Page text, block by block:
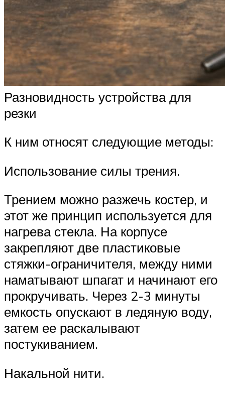
Разновидность устройства для
резки
К ним относят следующие методы:
Использование силы трения.
Трением можно разжечь костер, и
этот же принцип используется для
нагрева стекла. На корпусе
закрепляют две пластиковые
стяжки-ограничителя, между ними
наматывают шпагат и начинают его
прокручивать. Через 2-3 минуты
емкость опускают в ледяную воду,
затем ее раскалывают
постукиванием.
Накальной нити.